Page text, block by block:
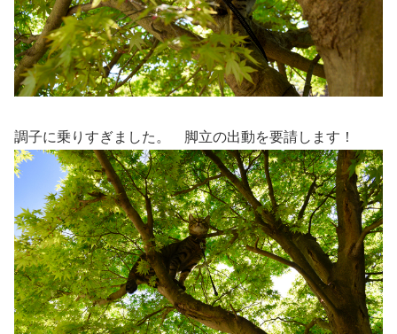
調子に乗りすぎました。 脚立の出動を要請します！